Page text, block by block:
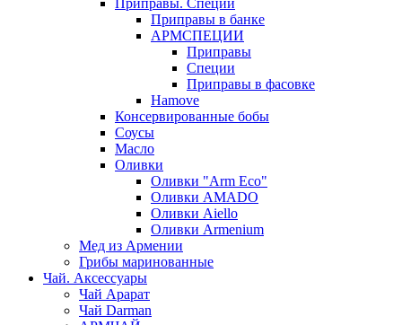
Приправы. Специи
Приправы в банке
АРМСПЕЦИИ
Приправы
Специи
Приправы в фасовке
Hamove
Консервированные бобы
Соусы
Масло
Оливки
Оливки "Arm Eco"
Оливки AMADO
Оливки Aiello
Оливки Armenium
Мед из Армении
Грибы маринованные
Чай. Аксессуары
Чай Арарат
Чай Darman